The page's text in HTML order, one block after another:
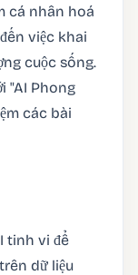
cá nhân hoá
việc khai
cuộc sống.
"AI Phong
các bài
tinh vi để
dữ liệu